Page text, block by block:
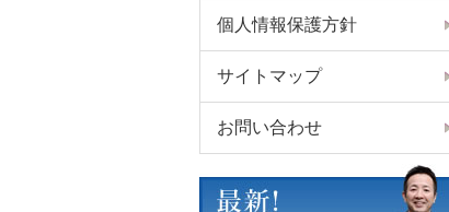
個人情報保護方針
サイトマップ
お問い合わせ